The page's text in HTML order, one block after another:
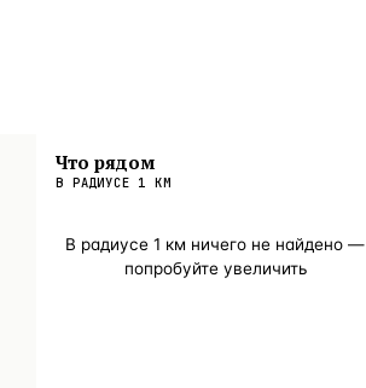
Что рядом
В РАДИУСЕ 1 КМ
В радиусе 1 км ничего не найдено —
попробуйте увеличить